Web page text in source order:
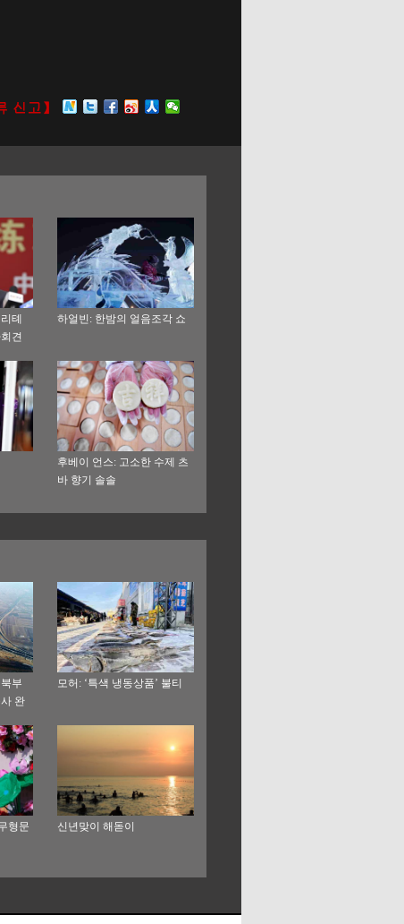
톄
견
하얼빈: 한밤의 얼음조각 쇼
후베이 언스: 고소한 수제 츠
바 향기 솔솔
부
완
모허: ‘특색 냉동상품’ 불티
형문
신년맞이 해돋이